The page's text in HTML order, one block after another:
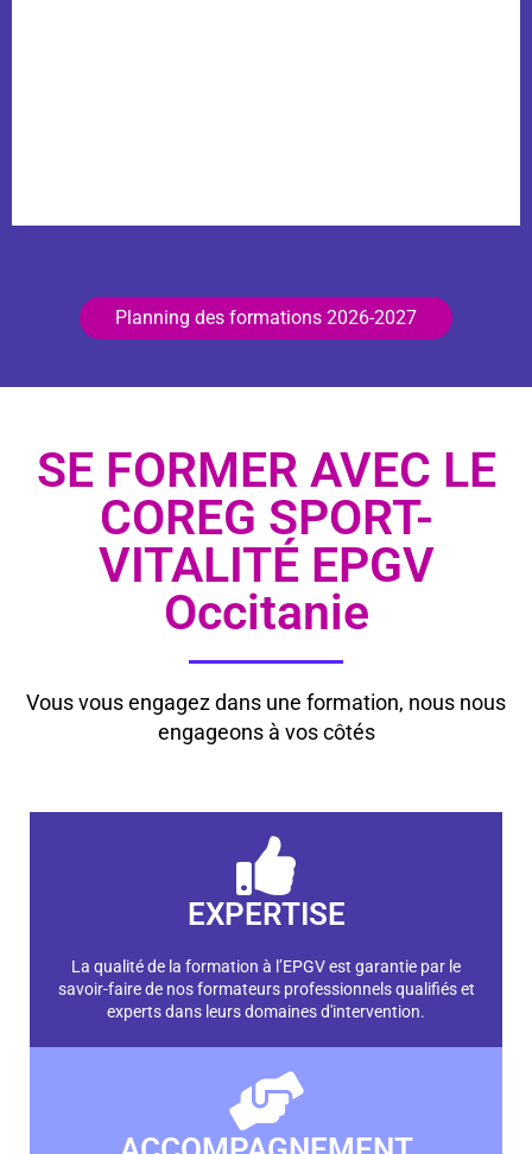
Planning des formations 2026-2027
SE FORMER AVEC LE
COREG SPORT-
VITALITÉ EPGV
Occitanie
Vous vous engagez dans une formation, nous nous
engageons à vos côtés
EXPERTISE
La qualité de la formation à l’EPGV est garantie par le
savoir-faire de nos formateurs professionnels qualifiés et
experts dans leurs domaines d'intervention.